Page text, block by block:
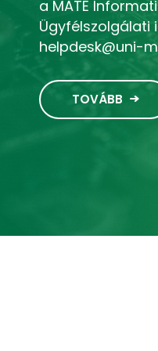
mobilhálózaton.